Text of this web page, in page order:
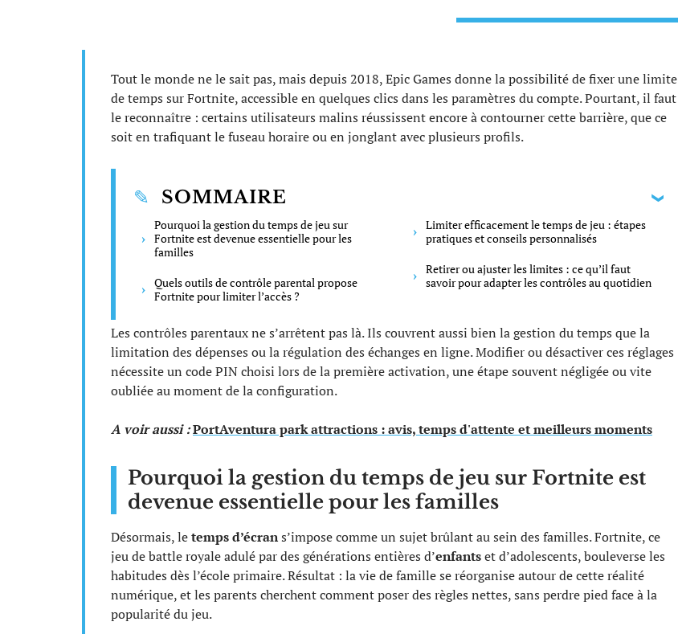
Tout le monde ne le sait pas, mais depuis 2018, Epic Games donne la possibilité de fixer une limite
de temps sur Fortnite, accessible en quelques clics dans les paramètres du compte. Pourtant, il faut
le reconnaître : certains utilisateurs malins réussissent encore à contourner cette barrière, que ce
soit en trafiquant le fuseau horaire ou en jonglant avec plusieurs profils.
SOMMAIRE
Pourquoi la gestion du temps de jeu sur
Fortnite est devenue essentielle pour les
familles
Quels outils de contrôle parental propose
Fortnite pour limiter l’accès ?
Limiter efficacement le temps de jeu : étapes
pratiques et conseils personnalisés
Retirer ou ajuster les limites : ce qu’il faut
savoir pour adapter les contrôles au quotidien
Les contrôles parentaux ne s’arrêtent pas là. Ils couvrent aussi bien la gestion du temps que la
limitation des dépenses ou la régulation des échanges en ligne. Modifier ou désactiver ces réglages
nécessite un code PIN choisi lors de la première activation, une étape souvent négligée ou vite
oubliée au moment de la configuration.
A voir aussi :PortAventura park attractions : avis, temps d'attente et meilleurs moments
Pourquoi la gestion du temps de jeu sur Fortnite est
devenue essentielle pour les familles
Désormais, letemps d’écrans’impose comme un sujet brûlant au sein des familles. Fortnite, ce
jeu de battle royale adulé par des générations entières d’enfantset d’adolescents, bouleverse les
habitudes dès l’école primaire. Résultat : la vie de famille se réorganise autour de cette réalité
numérique, et les parents cherchent comment poser des règles nettes, sans perdre pied face à la
popularité du jeu.